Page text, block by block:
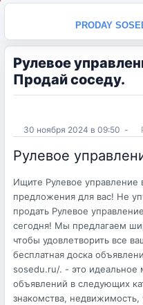
PRODAY
Рулевое
Продай соседу.
30 ноября 2024 в 09:50 -
Рулевое
Ищите Рулевое управление
предложения для вас! Не
продать Рулевое
сегодня! Мы предлагаем
чтобы удовлетворить все
бесплатная доска
sosedu.ru/. - это идеальное
объявлений в следующих
знакомства,